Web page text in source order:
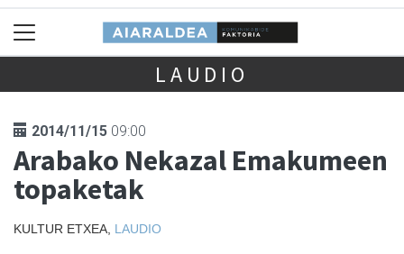
LAUDIO
2014/11/15 09:00
Arabako Nekazal Emakumeen
topaketak
KULTUR ETXEA, LAUDIO